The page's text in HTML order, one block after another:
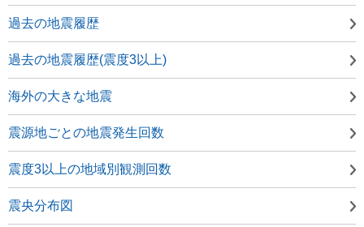
過去の地震履歴
過去の地震履歴(震度3以上)
海外の大きな地震
震源地ごとの地震発生回数
震度3以上の地域別観測回数
震央分布図